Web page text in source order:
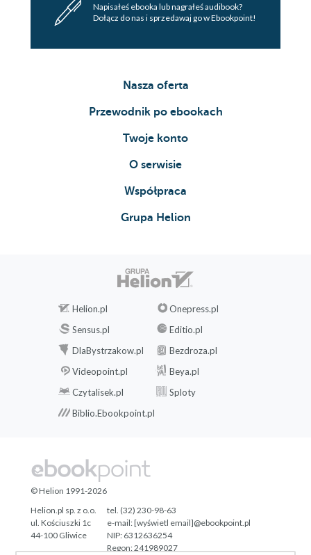
Napisałeś ebooka lub nagrałeś audibook?
Dołącz do nas i sprzedawaj go w Ebookpoint!
Nasza oferta
Przewodnik po ebookach
Twoje konto
O serwisie
Współpraca
Grupa Helion
Helion.pl
Onepress.pl
Sensus.pl
Editio.pl
DlaBystrzakow.pl
Bezdroza.pl
Videopoint.pl
Beya.pl
Czytalisek.pl
Sploty
Biblio.Ebookpoint.pl
© Helion 1991-2026
Helion.pl sp. z o.o.
ul. Kościuszki 1c
44-100 Gliwice
tel. (32) 230-98-63
e-mail:[wyświetl email]@ebookpoint.pl
NIP: 6312636254
Regon: 241989027